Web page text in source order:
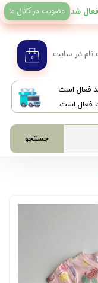
فعال است
فعال است
جستجو
۰ نام در سایت
عضویت در کانال ما